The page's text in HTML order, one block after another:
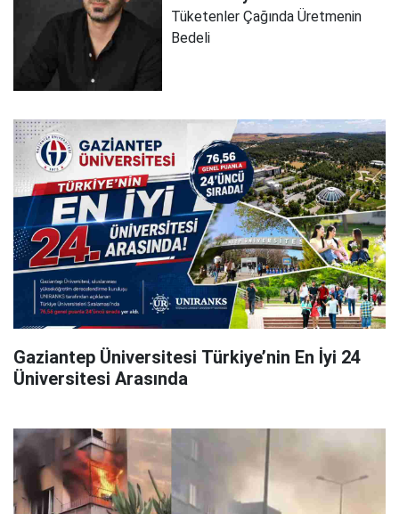
Tüketenler Çağında Üretmenin
Bedeli
Gaziantep Üniversitesi Türkiye’nin En İyi 24
Üniversitesi Arasında